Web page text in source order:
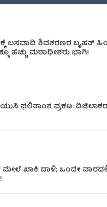
ಬಸವಾದಿ ಶಿವಶರಣರ ಬೃಹತ್
ಹೆಚ್ಚು ಮಠಾಧೀಶರು ಭಾಗಿ!
ಫಲಿತಾಂಶ ಪ್ರಕಟ:
ಖಾಕಿ ದಾಳಿ; ಒಂದೇ